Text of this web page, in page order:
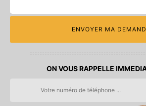
ON VOUS RAPPELLE